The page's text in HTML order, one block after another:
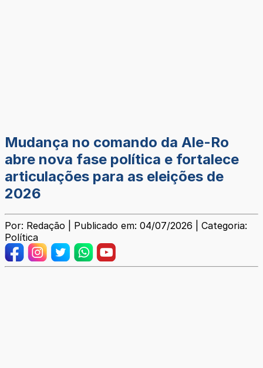
Mudança no comando da Ale-Ro
abre nova fase política e fortalece
articulações para as eleições de
2026
Por: Redação | Publicado em: 04/07/2026 | Categoria:
Política